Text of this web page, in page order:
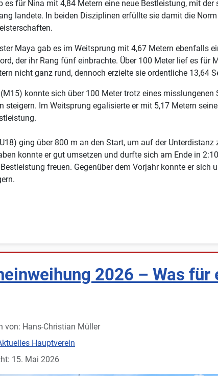
es für Nina mit 4,84 Metern eine neue Bestleistung, mit der
landete. In beiden Disziplinen erfüllte sie damit die
Maya gab es im Weitsprung mit 4,67 Metern ebenfalls
der ihr Rang fünf einbrachte. Über 100 Meter lief es für
nicht ganz rund, dennoch erzielte sie ordentliche 13,64
konnte sich über 100 Meter trotz eines misslungenen
steigern. Im Weitsprung egalisierte er mit 5,17 Metern seine
ging über 800 m an den Start, um auf der Unterdistanz
konnte er gut umsetzen und durfte sich am Ende in
freuen. Gegenüber dem Vorjahr konnte er sich
2026 – Was für
von: Hans-Christian Müller
Hauptverein
15. Mai 2026